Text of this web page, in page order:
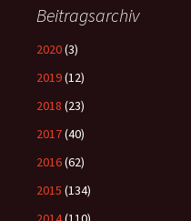
Beitragsarchiv
2020(3)
2019(12)
2018 (23)
2017(40)
2016(62)
2015 (134)